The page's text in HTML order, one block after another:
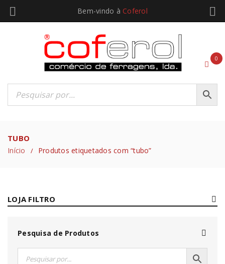
Bem-vindo à Coferol
0
TUBO
Início / Produtos etiquetados com “tubo”
LOJA FILTRO
Pesquisa de Produtos